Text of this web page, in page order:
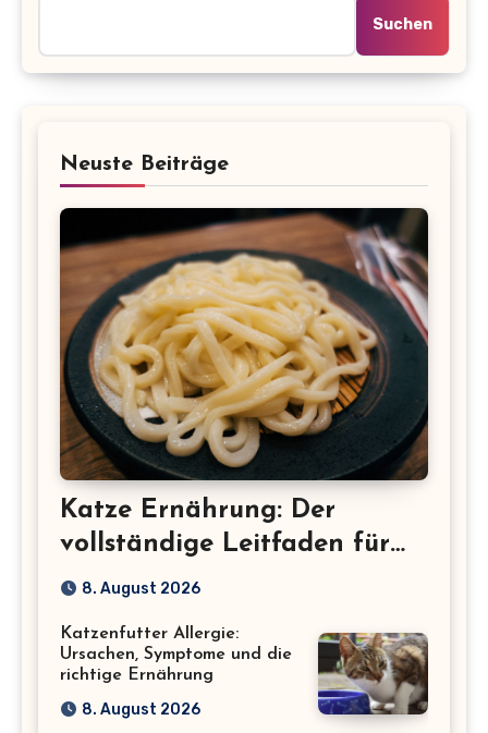
Suchen
Neuste Beiträge
Katze Ernährung: Der
vollständige Leitfaden für
eine gesunde Katze
8. August 2026
Katzenfutter Allergie:
Ursachen, Symptome und die
richtige Ernährung
8. August 2026